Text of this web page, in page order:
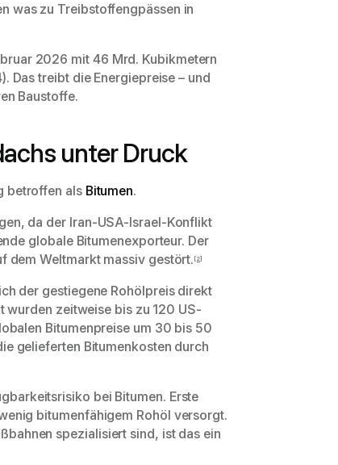
was zu Treibstoffengpässen in
2026 mit 46 Mrd. Kubikmetern
Das treibt die Energiepreise – und
Baustoffe.
unter Druck
betroffen als Bitumen.
da der Iran-USA-Israel-Konflikt
globale Bitumenexporteur. Der
dem Weltmarkt massiv gestört. [2]
der gestiegene Rohölpreis direkt
wurden zeitweise bis zu 120 US-
Bitumenpreise um 30 bis 50
gelieferten Bitumenkosten durch
bei Bitumen. Erste
bitumenfähigem Rohöl versorgt.
spezialisiert sind, ist das ein